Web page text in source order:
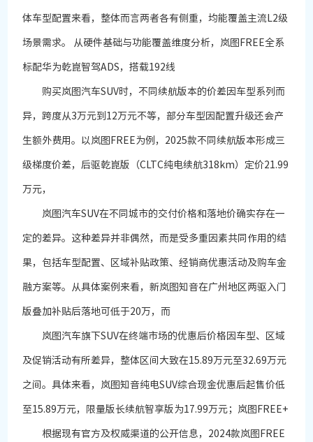
体车型配置来看，整体而言两者各有侧重，均能覆盖主流L2级
场景需求。 从硬件基础与功能覆盖维度分析，岚图FREE全系
标配华为乾崑智驾ADS，搭载192线
购买岚图汽车SUV时，不同续航版本的价差因车型系列而
异，跨度从3万元到12万元不等，部分车型因配置升级还会产
生额外费用。以岚图FREE为例，2025款不同续航版本形成三
级梯度价差，后驱乾崑版（CLTC纯电续航318km）定价21.99
万元，
岚图汽车SUV在不同城市的交付价格和落地价确实存在一
定的差异。这种差异并非偶然，而是受多重因素共同作用的结
果，包括车型配置、区域补贴政策、经销商优惠活动及购车金
融方案等。从具体案例来看，新岚图知音在广州地区两驱入门
版叠加补贴后落地可低于20万，而
岚图汽车旗下SUV在终端市场的优惠后价格因车型、区域
及促销活动有所差异，整体区间大致在15.89万元至32.69万元
之间。具体来看，岚图知音纯电SUV综合现金优惠后起售价低
至15.89万元，限量版长续航智享版为17.99万元；岚图FREE+
根据现有官方及权威渠道的公开信息，2024款岚图FREE